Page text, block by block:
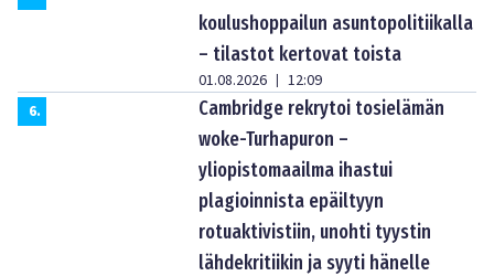
koulushoppailun asuntopolitiikalla
– tilastot kertovat toista
01.08.2026 | 12:09
6.
Cambridge rekrytoi tosielämän
woke-Turhapuron –
yliopistomaailma ihastui
plagioinnista epäiltyyn
rotuaktivistiin, unohti tyystin
lähdekritiikin ja syyti hänelle